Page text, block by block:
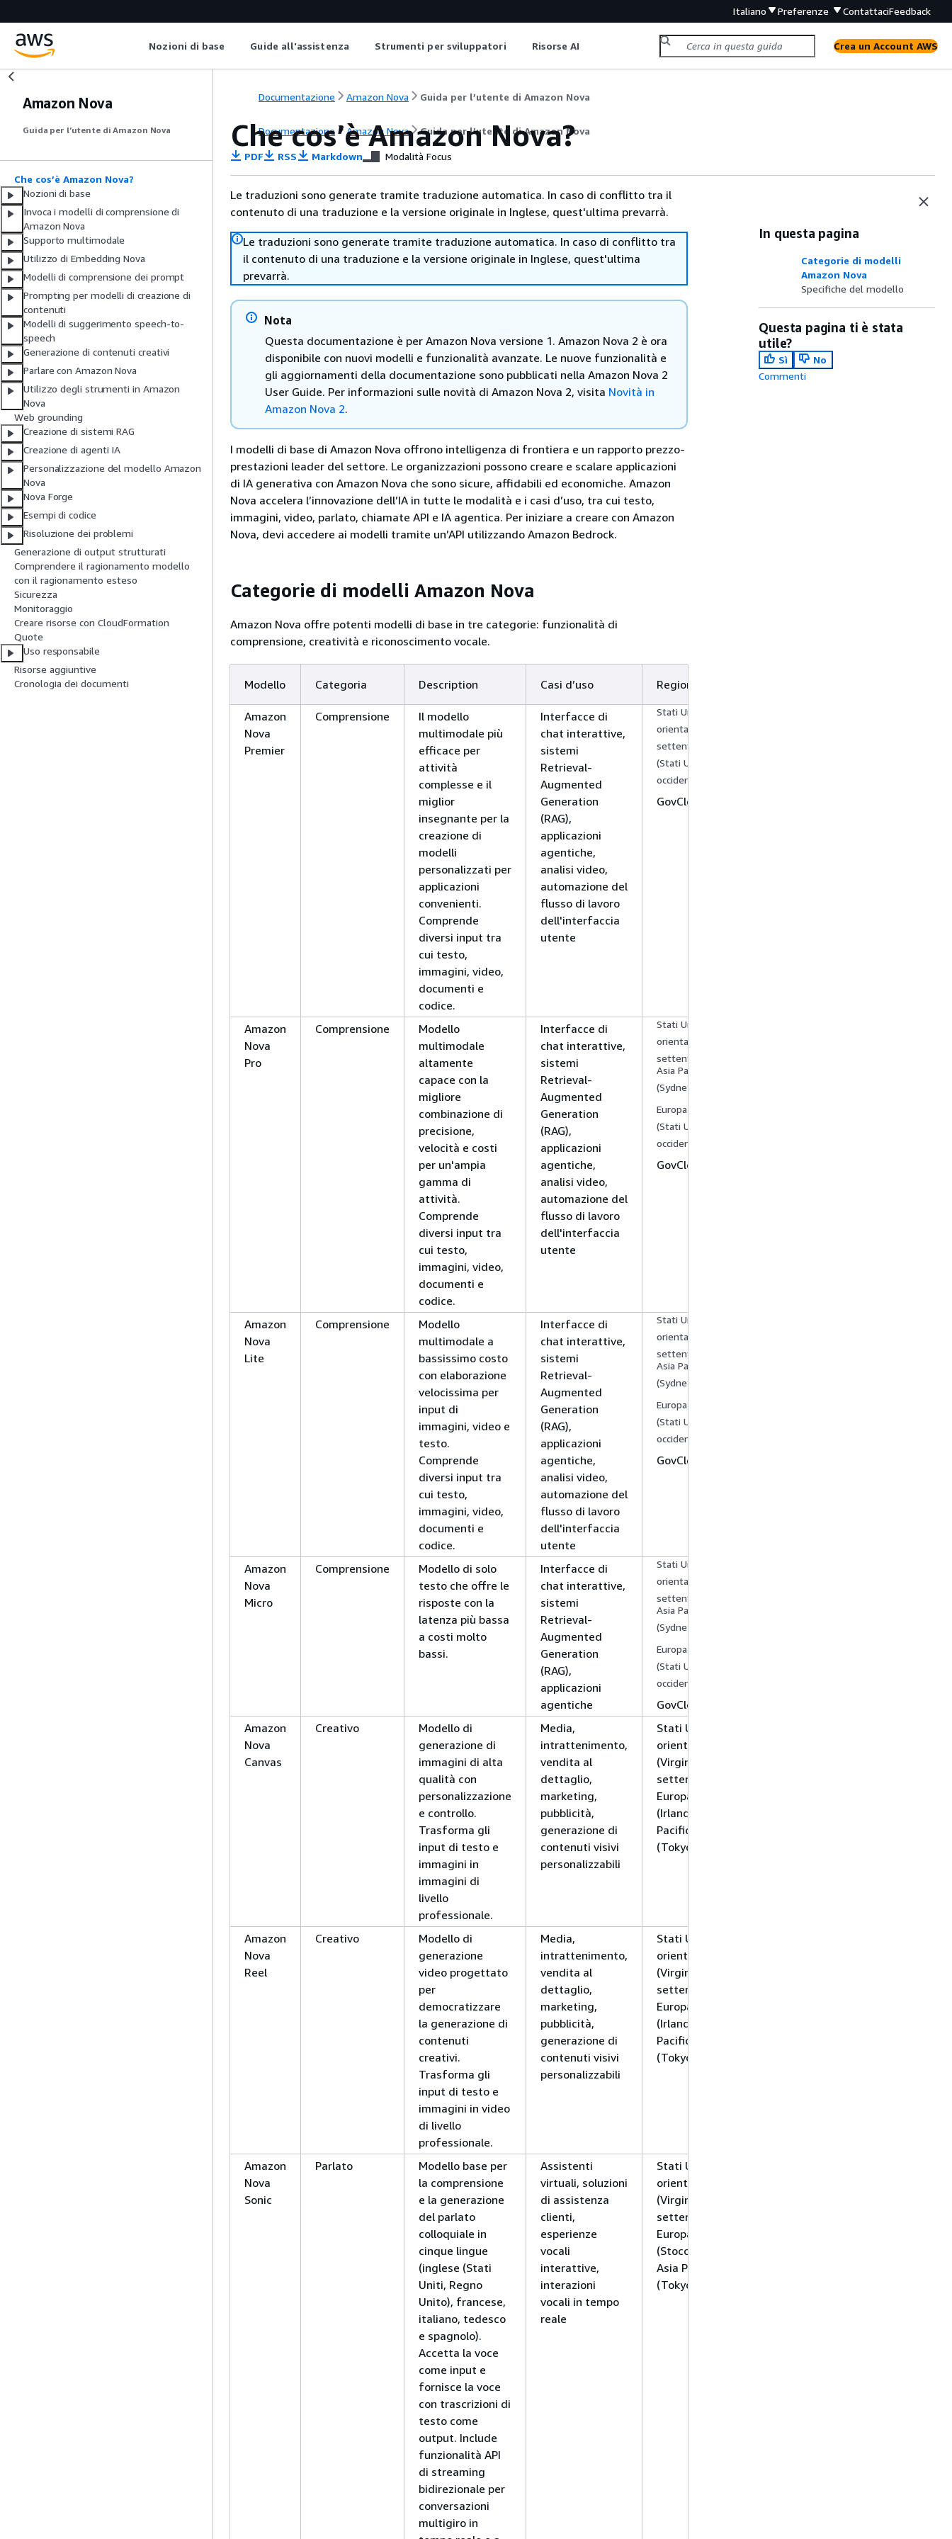
Italiano Preferenze ContattaciFeedback
Nozioni di base Guide all'assistenza Strumenti per sviluppatori Risorse AI Crea un Account AWS
Amazon Nova
Guida per l’utente di Amazon Nova
Che cos’è Amazon Nova?
Nozioni di base
Invoca i modelli di comprensione di
Amazon Nova
Supporto multimodale
Utilizzo di Embedding Nova
Modelli di comprensione dei prompt
Prompting per modelli di creazione di
contenuti
Modelli di suggerimento speech-to-
speech
Generazione di contenuti creativi
Parlare con Amazon Nova
Utilizzo degli strumenti in Amazon
Nova
Web grounding
Creazione di sistemi RAG
Creazione di agenti IA
Personalizzazione del modello Amazon
Nova
Nova Forge
Esempi di codice
Risoluzione dei problemi
Generazione di output strutturati
Comprendere il ragionamento modello
con il ragionamento esteso
Sicurezza
Monitoraggio
Creare risorse con CloudFormation
Quote
Uso responsabile
Risorse aggiuntive
Cronologia dei documenti
Documentazione Amazon Nova Guida per l’utente di Amazon Nova
Documentazione Amazon Nova Guida per l’utente di Amazon Nova
Che cos’è Amazon Nova?
PDF RSS Markdown Modalità Focus
Le traduzioni sono generate tramite traduzione automatica. In caso di conflitto tra il
contenuto di una traduzione e la versione originale in Inglese, quest'ultima prevarrà.
Le traduzioni sono generate tramite traduzione automatica. In caso di conflitto tra
il contenuto di una traduzione e la versione originale in Inglese, quest'ultima
prevarrà.
Nota
Questa documentazione è per Amazon Nova versione 1. Amazon Nova 2 è ora
disponibile con nuovi modelli e funzionalità avanzate. Le nuove funzionalità e
gli aggiornamenti della documentazione sono pubblicati nella Amazon Nova 2
User Guide. Per informazioni sulle novità di Amazon Nova 2, visita Novità in
Amazon Nova 2.
I modelli di base di Amazon Nova offrono intelligenza di frontiera e un rapporto prezzo-
prestazioni leader del settore. Le organizzazioni possono creare e scalare applicazioni
di IA generativa con Amazon Nova che sono sicure, affidabili ed economiche. Amazon
Nova accelera l’innovazione dell’IA in tutte le modalità e i casi d’uso, tra cui testo,
immagini, video, parlato, chiamate API e IA agentica. Per iniziare a creare con Amazon
Nova, devi accedere ai modelli tramite un’API utilizzando Amazon Bedrock.
Categorie di modelli Amazon Nova
Amazon Nova offre potenti modelli di base in tre categorie: funzionalità di
comprensione, creatività e riconoscimento vocale.
Modello Categoria Description Casi d’uso Regioni
Amazon
Nova
Premier
Comprensione
Il modello
multimodale più
efficace per
attività
complesse e il
miglior
insegnante per la
creazione di
modelli
personalizzati per
applicazioni
convenienti.
Comprende
diversi input tra
cui testo,
immagini, video,
documenti e
codice.
Interfacce di
chat interattive,
sistemi
Retrieval-
Augmented
Generation
(RAG),
applicazioni
agentiche,
analisi video,
automazione del
flusso di lavoro
dell'interfaccia
utente
Stati Uniti
orientali (Virginia
settentrionale) 1,
(Stati Uniti
occidentali)
GovCloud
Amazon
Nova
Pro
Comprensione
Modello
multimodale
altamente
capace con la
migliore
combinazione di
precisione,
velocità e costi
per un'ampia
gamma di
attività.
Comprende
diversi input tra
cui testo,
immagini, video,
documenti e
codice.
Interfacce di
chat interattive,
sistemi
Retrieval-
Augmented
Generation
(RAG),
applicazioni
agentiche,
analisi video,
automazione del
flusso di lavoro
dell'interfaccia
utente
Stati Uniti
orientali (Virginia
settentrionale)
Asia Pacifico
(Sydney) 1
Europa (Londra)
(Stati Uniti
occidentali)
GovCloud
Amazon
Nova
Lite
Comprensione
Modello
multimodale a
bassissimo costo
con elaborazione
velocissima per
input di
immagini, video e
testo.
Comprende
diversi input tra
cui testo,
immagini, video,
documenti e
codice.
Interfacce di
chat interattive,
sistemi
Retrieval-
Augmented
Generation
(RAG),
applicazioni
agentiche,
analisi video,
automazione del
flusso di lavoro
dell'interfaccia
utente
Stati Uniti
orientali (Virginia
settentrionale)
Asia Pacifico
(Sydney) 1
Europa (Londra)
(Stati Uniti
occidentali)
GovCloud
Amazon
Nova
Micro
Comprensione
Modello di solo
testo che offre le
risposte con la
latenza più bassa
a costi molto
bassi.
Interfacce di
chat interattive,
sistemi
Retrieval-
Augmented
Generation
(RAG),
applicazioni
agentiche
Stati Uniti
orientali (Virginia
settentrionale)
Asia Pacifico
(Sydney) 1
Europa (Londra)
(Stati Uniti
occidentali)
GovCloud
Amazon
Nova
Canvas
Creativo
Modello di
generazione di
immagini di alta
qualità con
personalizzazione
e controllo.
Trasforma gli
input di testo e
immagini in
immagini di
livello
professionale.
Media,
intrattenimento,
vendita al
dettaglio,
marketing,
pubblicità,
generazione di
contenuti visivi
personalizzabili
Stati Uniti
orientali
(Virginia
settentrionale),
Europa
(Irlanda) e Asia
Pacifico
(Tokyo)
Amazon
Nova
Reel
Creativo
Modello di
generazione
video progettato
per
democratizzare
la generazione di
contenuti
creativi.
Trasforma gli
input di testo e
immagini in video
di livello
professionale.
Media,
intrattenimento,
vendita al
dettaglio,
marketing,
pubblicità,
generazione di
contenuti visivi
personalizzabili
Stati Uniti
orientali
(Virginia
settentrionale),
Europa
(Irlanda) e Asia
Pacifico
(Tokyo)
Amazon
Nova
Sonic
Parlato
Modello base per
la comprensione
e la generazione
del parlato
colloquiale in
cinque lingue
(inglese (Stati
Uniti, Regno
Unito), francese,
italiano, tedesco
e spagnolo).
Accetta la voce
come input e
fornisce la voce
con trascrizioni di
testo come
output. Include
funzionalità API
di streaming
bidirezionale per
conversazioni
multigiro in
Assistenti
virtuali, soluzioni
di assistenza
clienti,
esperienze
vocali
interattive,
interazioni
vocali in tempo
reale
Stati Uniti
orientali
(Virginia
settentrionale),
Europa
(Stoccolma) e
Asia Pacifico
(Tokyo)
In questa pagina
Categorie di modelli
Amazon Nova
Specifiche del modello
Questa pagina ti è stata
utile?
Sì
No
Commenti